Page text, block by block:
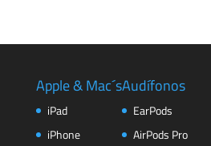
era:
es:
Apple & Mac´s
iPad
iPhone
Audífonos
EarPods
AirPods Pro